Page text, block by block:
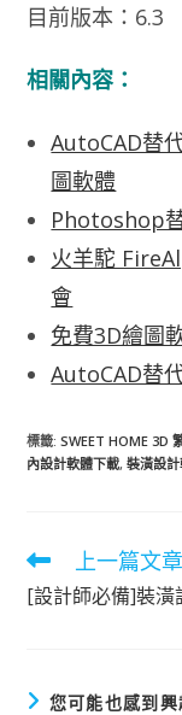
目前版本：6.3
相關內容：
AutoCAD替
圖軟體
Photoshop
火羊駝
會
免費3D繪圖
AutoCAD替
標籤:SWEET HOME 3D
內設計軟體下載, 裝潢設
閱
讀
更
上一篇文章
[設計師必備]裝潢
您可能也感到